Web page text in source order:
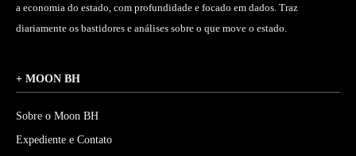
a economia do estado, com profundidade e focado em dados. Traz
diariamente os bastidores e análises sobre o que move o estado.
+ MOON BH
Sobre o Moon BH
Expediente e Contato